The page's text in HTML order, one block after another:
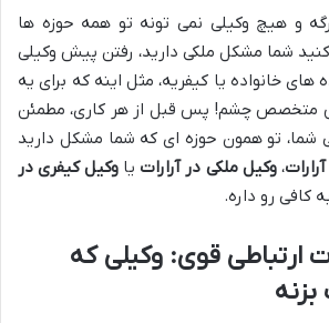
و هیچ وکیلی نمی تونه تو همه حوزه ها
شما مشکل ملکی دارید، رفتن پیش وکیلی
خانواده یا کیفریه، مثل اینه که برای یه
متخصص چشم! پس قبل از هر کاری، مطمئن
شما، تو همون حوزه ای که شما مشکل دارید
،وکیل ملکی در آرارات یا وکیل کیفری در
رو داره.
ارتباطی قوی: وکیلی که